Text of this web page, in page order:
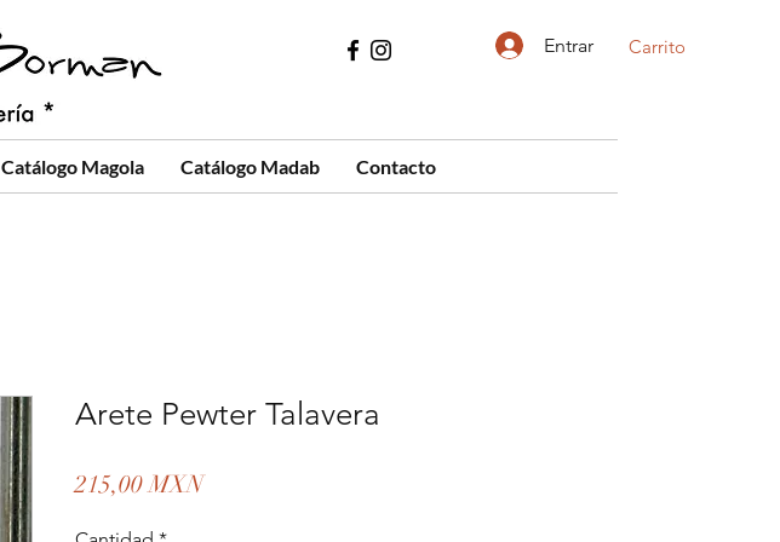
Entrar Carrito
Catálogo Magola Catálogo Madab Contacto
Arete Pewter Talavera
215,00 MXNPrecio